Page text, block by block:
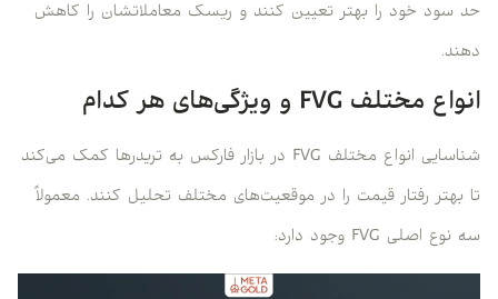
حد سود خود را بهتر تعیین کنند و ریسک معاملاتشان را کاهش
دهند.
انواع مختلف FVG و ویژگی‌های هر کدام
شناسایی انواع مختلف FVG در بازار فارکس به تریدرها کمک می‌کند
تا بهتر رفتار قیمت را در موقعیت‌های مختلف تحلیل کنند. معمولاً
سه نوع اصلی FVG وجود دارد: